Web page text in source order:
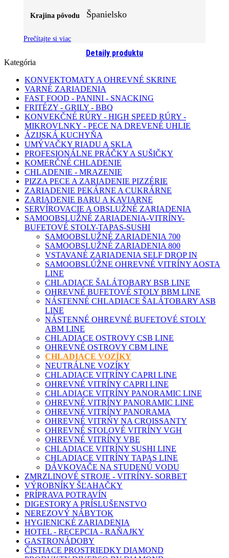
Detaily produktu
Krajina pôvodu Španielsko
Prečítajte si viac
Kategória
KONVEKTOMATY A OHREVNÉ SKRINE
VARNÉ ZARIADENIA
FAST FOOD - PANINI - SNACKING
FRITÉZY - GRILY - BBQ
KONVEKČNÉ RÚRY - HIGH SPEED RÚRY -
MIKROVLNKY - PECE NA DREVENÉ UHLIE
ÁZIJSKÁ KUCHYŇA
UMÝVAČKY RIADU A SKLA
PROFESIONÁLNE PRÁČKY A SUŠIČKY
KOMERČNÉ CHLADENIE
CHLADENIE - MRAZENIE
PIZZA PECE A ZARIADENIE PIZZÉRIE
ZARIADENIE PEKÁRNE A CUKRÁRNE
ZARIADENIE BARU A KAVIARNE
SERVÍROVACIE A OBSLUŽNÉ ZARIADENIA
SAMOOBSLUŽNÉ ZARIADENIA-VITRÍNY-
BUFETOVÉ STOLY-TAPAS-SUSHI
SAMOOBSLUŽNÉ ZARIADENIA 700
SAMOOBSLUŽNÉ ZARIADENIA 800
VSTAVANÉ ZARIADENIA SELF DROP IN
SAMOOBSLÚŽNE OHREVNÉ VITRÍNY AOSTA
LINE
CHLADIACE ŠALÁTOBARY BSB LINE
OHREVNÉ BUFETOVÉ STOLY BBM LINE
NÁSTENNÉ CHLADIACE ŠALÁTOBARY ASB
LINE
NÁSTENNÉ OHREVNÉ BUFETOVÉ STOLY
ABM LINE
CHLADIACE OSTROVY CSB LINE
OHREVNÉ OSTROVY CBM LINE
CHLADIACE VOZÍKY
NEUTRÁLNE VOZÍKY
CHLADIACE VITRÍNY CAPRI LINE
OHREVNÉ VITRÍNY CAPRI LINE
CHLADIACE VITRÍNY PANORAMIC LINE
OHREVNÉ VITRÍNY PANORAMIC LINE
OHREVNÉ VITRÍNY PANORAMA
OHREVNÉ VITRŃY NA CROISSANTY
OHREVNÉ STOLOVÉ VITRÍNY VGH
OHREVNÉ VITRÍNY VBE
CHLADIACE VITRÍNY SUSHI LINE
CHLADIACE VITRÍNY TAPAS LINE
DÁVKOVAČE NA STUDENÚ VODU
ZMRZLINOVÉ STROJE - VITRÍNY- SORBET
VÝROBNÍKY ŠĽAHAČKY
PRÍPRAVA POTRAVÍN
DIGESTORY A PRÍSLUŠENSTVO
NEREZOVÝ NÁBYTOK
HYGIENICKÉ ZARIADENIA
HOTEL - RECEPCIA - RAŇAJKY
GASTRONÁDOBY
ČISTIACE PROSTRIEDKY DIAMOND